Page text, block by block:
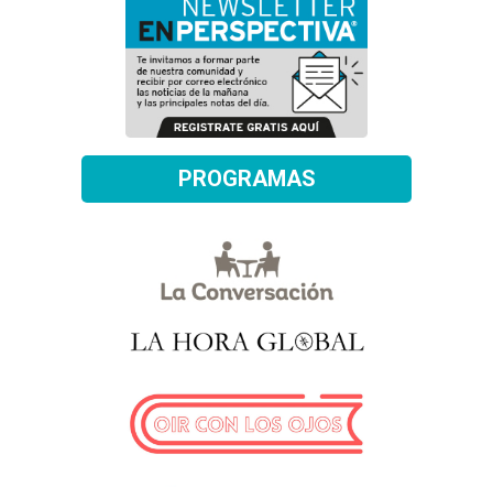
PROGRAMAS